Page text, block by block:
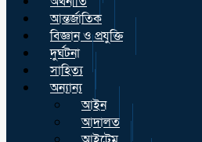
আন্তর্জাতিক
বিজ্ঞান ও প্রযুক্তি
দুর্ঘটনা
সাহিত্য
অন্যান্য
আইন
আদালত